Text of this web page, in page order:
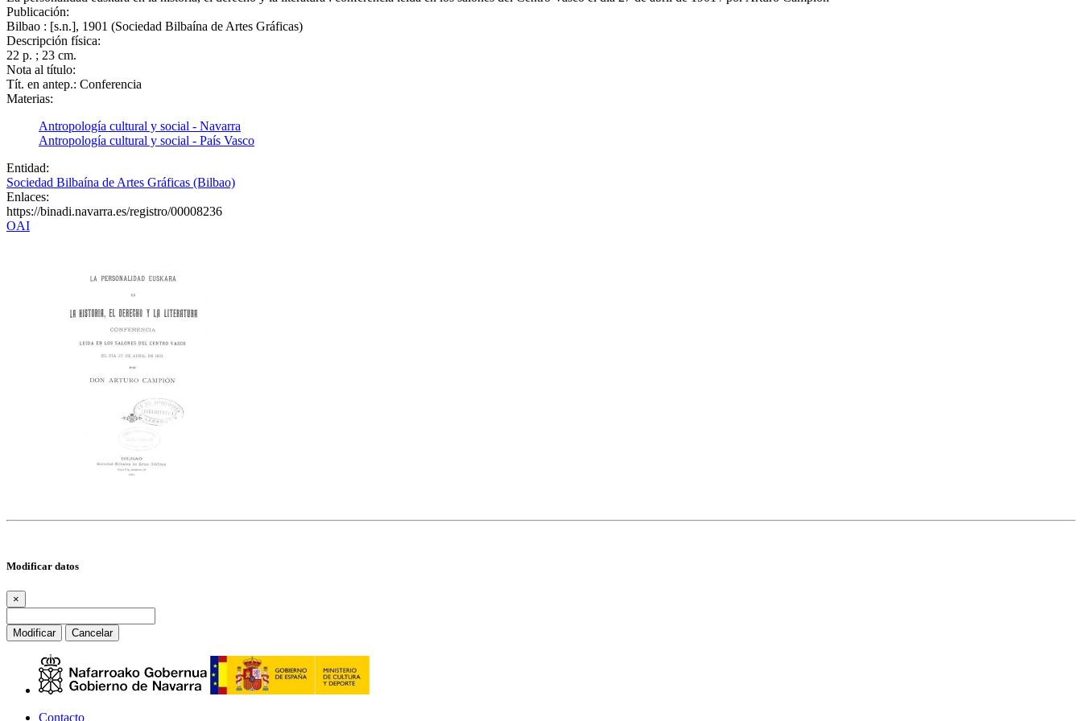
Publicación:
Bilbao : [s.n.], 1901 (Sociedad Bilbaína de Artes Gráficas)
Descripción física:
22 p. ; 23 cm.
Nota al título:
Tít. en antep.: Conferencia
Materias:
Antropología cultural y social - Navarra
Antropología cultural y social - País Vasco
Entidad:
Sociedad Bilbaína de Artes Gráficas (Bilbao)
Enlaces:
https://binadi.navarra.es/registro/00008236
OAI
Modificar datos
×
Modificar Cancelar
Contacto